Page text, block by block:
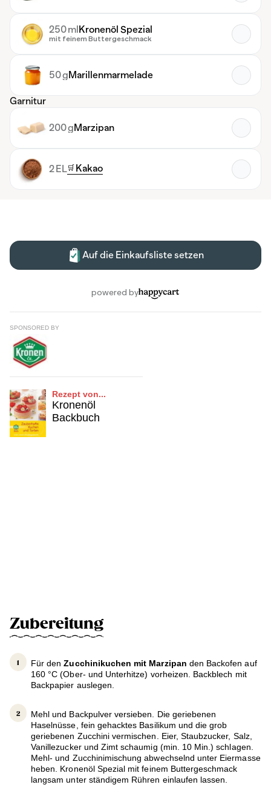
SPONSORED BY
Rezept von...
Kronenöl
Backbuch
Zubereitung
Für denZucchinikuchen mit Marzipan den Backofen auf
160 °C (Ober- und Unterhitze) vorheizen. Backblech mit
Backpapier auslegen.
Mehl und Backpulver versieben. Die geriebenen
Haselnüsse, fein gehacktes Basilikum und die grob
geriebenen Zucchini vermischen. Eier, Staubzucker, Salz,
Vanillezucker und Zimt schaumig (min. 10 Min.) schlagen.
Mehl- und Zucchinimischung abwechselnd unter Eiermasse
heben. Kronenöl Spezial mit feinem Buttergeschmack
langsam unter ständigem Rühren einlaufen lassen.